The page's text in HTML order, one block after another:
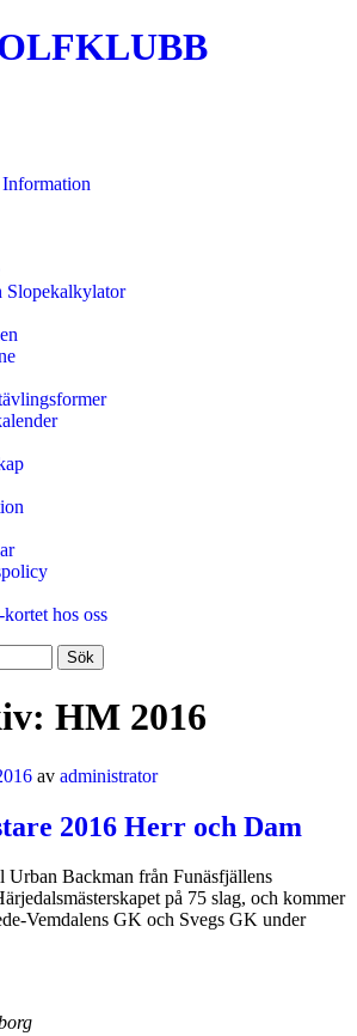
Slopekalkylator
hos oss
HM 2016
av administrator
2016 Herr och Dam
Urban Backman från Funäsfjällens
på 75 slag, och kommer
Vemdalens GK och Svegs GK under